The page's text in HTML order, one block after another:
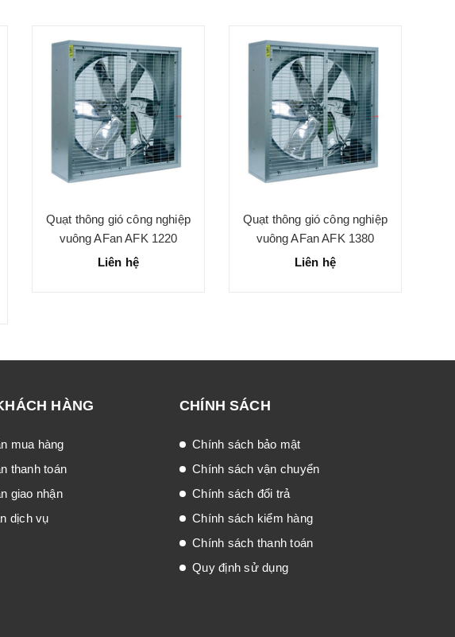
Quạt thông gió công nghiệp
vuông AFan AFK 1220
Liên hệ
Quạt thông gió công nghiệp
vuông AFan AFK 1380
Liên hệ
HÀNG
mua hàng
thanh toán
giao nhận
dịch vụ
CHÍNH SÁCH
Chính sách bảo mật
Chính sách vận chuyển
Chính sách đổi trả
Chính sách kiểm hàng
Chính sách thanh toán
Quy định sử dụng